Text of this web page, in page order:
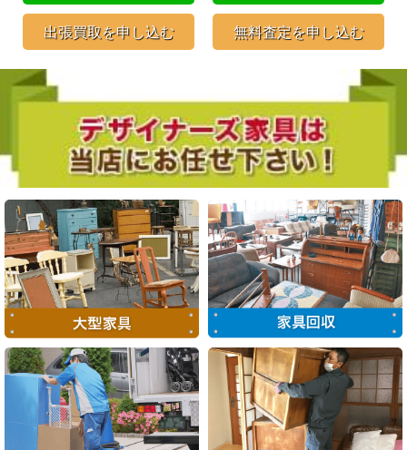
出張買取を申し込む 無料査定を申し込む